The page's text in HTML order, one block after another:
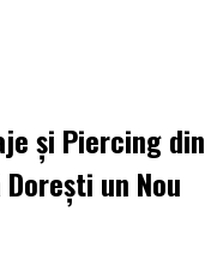
și Piercing din
un Nou